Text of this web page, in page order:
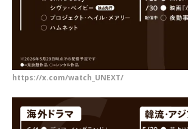
https://x.com/watch_UNEXT/